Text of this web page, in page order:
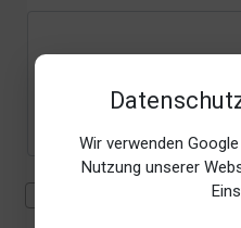
Wir verwenden
Nutzung unserer
Mit der Erhebung,